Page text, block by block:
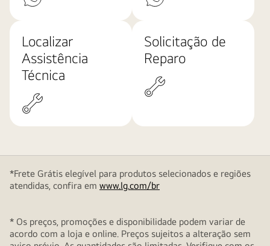
Localizar
Assistência
Técnica
Solicitação de
Reparo
*Frete Grátis elegível para produtos selecionados e regiões
atendidas, confira em www.lg.com/br
* Os preços, promoções e disponibilidade podem variar de
acordo com a loja e online. Preços sujeitos a alteração sem